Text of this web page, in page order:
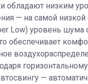
обладают низким
— на самой низкой
Low) уровень шума
обеспечивает
—